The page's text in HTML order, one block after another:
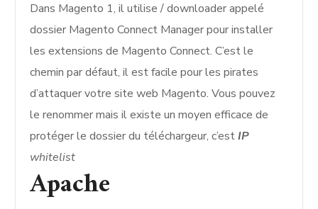
Dans Magento 1, il utilise / downloader appelé
dossier Magento Connect Manager pour installer
les extensions de Magento Connect. C’est le
chemin par défaut, il est facile pour les pirates
d’attaquer votre site web Magento. Vous pouvez
le renommer mais il existe un moyen efficace de
protéger le dossier du téléchargeur, c’est IP
whitelist
Apache